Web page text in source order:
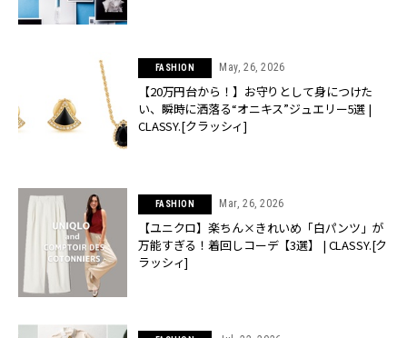
FASHION May, 26, 2026
【20万円台から！】お守りとして身につけた
い、瞬時に洒落る“オニキス”ジュエリー5選 |
CLASSY.[クラッシィ]
FASHION Mar, 26, 2026
【ユニクロ】楽ちん×きれいめ「白パンツ」が
万能すぎる！着回しコーデ【3選】 | CLASSY.[ク
ラッシィ]